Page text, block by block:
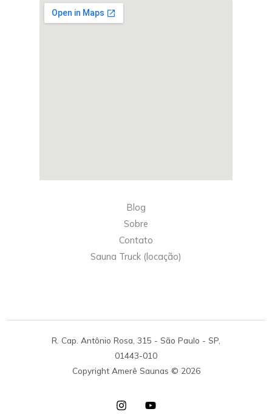
Blog
Sobre
Contato
Sauna Truck (locação)
R. Cap. Antônio Rosa, 315 - São Paulo - SP,
01443-010
Copyright Amerê Saunas © 2026